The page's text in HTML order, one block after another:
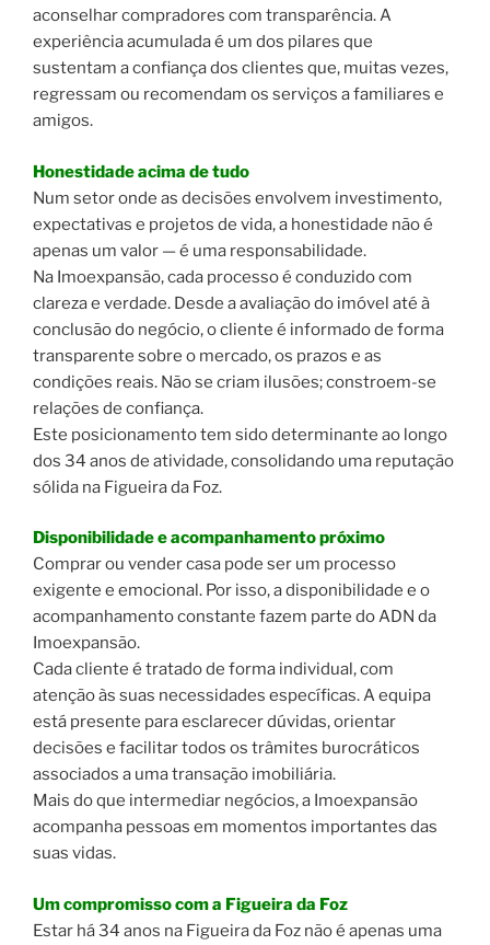
aconselhar compradores com transparência. A
experiência acumulada é um dos pilares que
sustentam a confiança dos clientes que, muitas vezes,
regressam ou recomendam os serviços a familiares e
amigos.
Honestidade acima de tudo
Num setor onde as decisões envolvem investimento,
expectativas e projetos de vida, a honestidade não é
apenas um valor — é uma responsabilidade.
Na Imoexpansão, cada processo é conduzido com
clareza e verdade. Desde a avaliação do imóvel até à
conclusão do negócio, o cliente é informado de forma
transparente sobre o mercado, os prazos e as
condições reais. Não se criam ilusões; constroem-se
relações de confiança.
Este posicionamento tem sido determinante ao longo
dos 34 anos de atividade, consolidando uma reputação
sólida na Figueira da Foz.
Disponibilidade e acompanhamento próximo
Comprar ou vender casa pode ser um processo
exigente e emocional. Por isso, a disponibilidade e o
acompanhamento constante fazem parte do ADN da
Imoexpansão.
Cada cliente é tratado de forma individual, com
atenção às suas necessidades específicas. A equipa
está presente para esclarecer dúvidas, orientar
decisões e facilitar todos os trâmites burocráticos
associados a uma transação imobiliária.
Mais do que intermediar negócios, a Imoexpansão
acompanha pessoas em momentos importantes das
suas vidas.
Um compromisso com a Figueira da Foz
Estar há 34 anos na Figueira da Foz não é apenas uma